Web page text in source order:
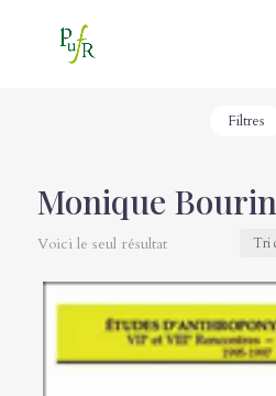
Filtres
Monique Bourin
Voici le seul résultat